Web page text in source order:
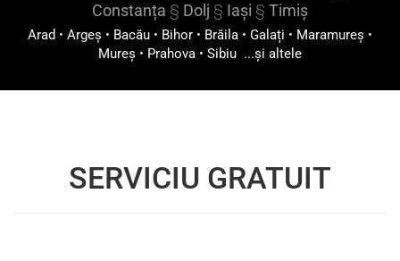
Constanța § Dolj § Iași § Timiș
Arad • Argeș • Bacău • Bihor • Brăila • Galați • Maramureș •
Mureș • Prahova • Sibiu ...și altele
SERVICIU GRATUIT